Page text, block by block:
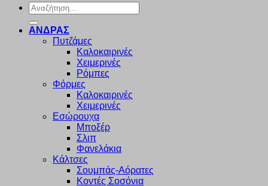
Αναζήτηση
για:
ΑΝΔΡΑΣ
Πυτζάμες
Καλοκαιρινές
Χειμερινές
Ρόμπες
Φόρμες
Καλοκαιρινές
Χειμερινές
Εσώρουχα
Μποξέρ
Σλιπ
Φανελάκια
Κάλτσες
Σουμπάς-Αόρατες
Κοντές Σοσόνια